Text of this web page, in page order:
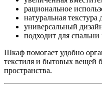
рациональное
натуральная текстура
универсальный
подходит для
Шкаф помогает удобно
текстиля и бытовых вещей
пространства.